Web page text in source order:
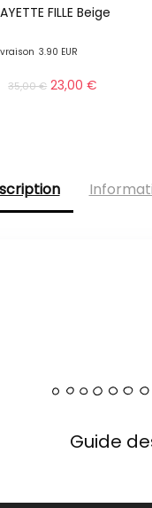
FILLE Beige
3.90 EUR
35,00€ 23,00€
Guide